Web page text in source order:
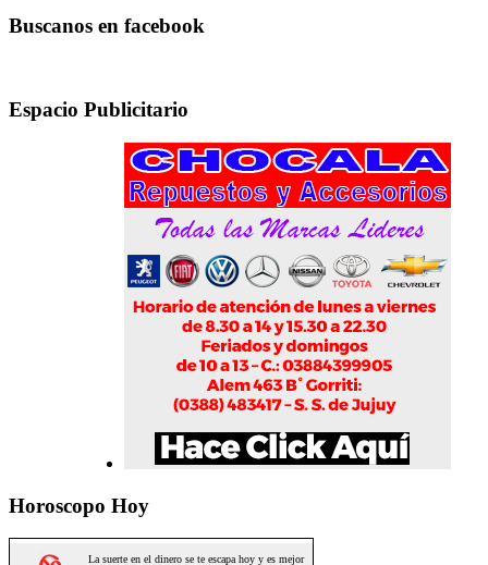
Buscanos en facebook
Espacio Publicitario
Horoscopo Hoy